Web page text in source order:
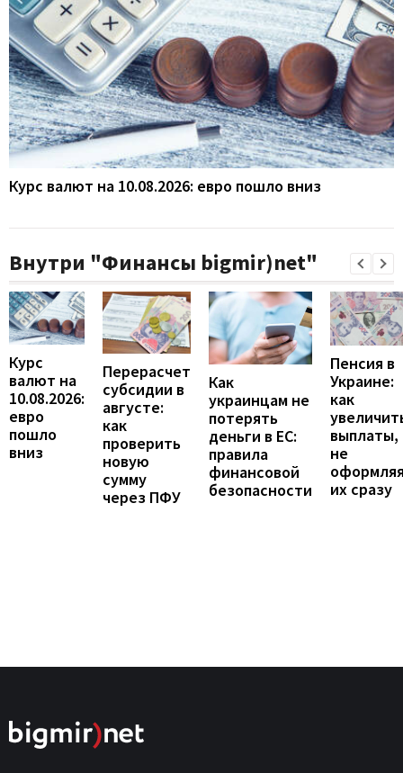
Курс валют на 10.08.2026: евро пошло вниз
Внутри "Финансы bigmir)net"
Курс
валют на
10.08.2026:
евро
пошло
вниз
Перерасчет
субсидии в
августе:
как
проверить
новую
сумму
через ПФУ
Как
украинцам не
потерять
деньги в ЕС:
правила
финансовой
безопасности
Пенсия в
Украине:
как
выплаты,
не
их сразу